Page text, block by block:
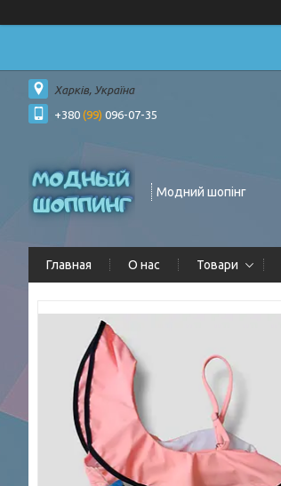
Харків, Україна
+380 (99) 096-07-35
Модний шопінг
Главная О нас Товари